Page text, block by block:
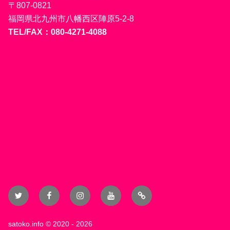
〒807-0821
福岡県北九州市八幡西区陣原5-2-8
TEL/FAX：080-4271-4088
Twitter FacebookInstagramYouTubeBlog
satoko.info © 2020 - 2026